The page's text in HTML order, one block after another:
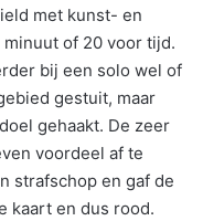
met kunst- en
of 20 voor tijd.
bij een solo wel of
gestuit, maar
gehaakt. De zeer
voordeel af te
strafschop en gaf de
kaart en dus rood.